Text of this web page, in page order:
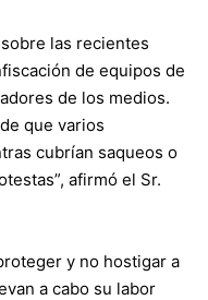
las recientes
de equipos de
de los medios.
que varios
cubrían saqueos o
afirmó el Sr.
y no hostigar a
a cabo su labor